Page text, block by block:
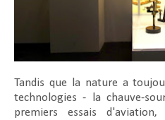
Tandis que la nature a
technologies - la chauve-
premiers essais